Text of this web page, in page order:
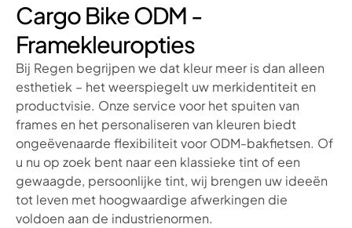
Cargo Bike ODM -
Framekleuropties
Bij Regen begrijpen we dat kleur meer is dan alleen
esthetiek – het weerspiegelt uw merkidentiteit en
productvisie. Onze service voor het spuiten van
frames en het personaliseren van kleuren biedt
ongeëvenaarde flexibiliteit voor ODM-bakfietsen. Of
u nu op zoek bent naar een klassieke tint of een
gewaagde, persoonlijke tint, wij brengen uw ideeën
tot leven met hoogwaardige afwerkingen die
voldoen aan de industrienormen.